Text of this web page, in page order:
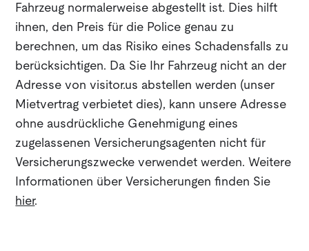
Fahrzeug normalerweise abgestellt ist. Dies hilft
ihnen, den Preis für die Police genau zu
berechnen, um das Risiko eines Schadensfalls zu
berücksichtigen. Da Sie Ihr Fahrzeug nicht an der
Adresse von visitor.us abstellen werden (unser
Mietvertrag verbietet dies), kann unsere Adresse
ohne ausdrückliche Genehmigung eines
zugelassenen Versicherungsagenten nicht für
Versicherungszwecke verwendet werden. Weitere
Informationen über Versicherungen finden Sie
hier.